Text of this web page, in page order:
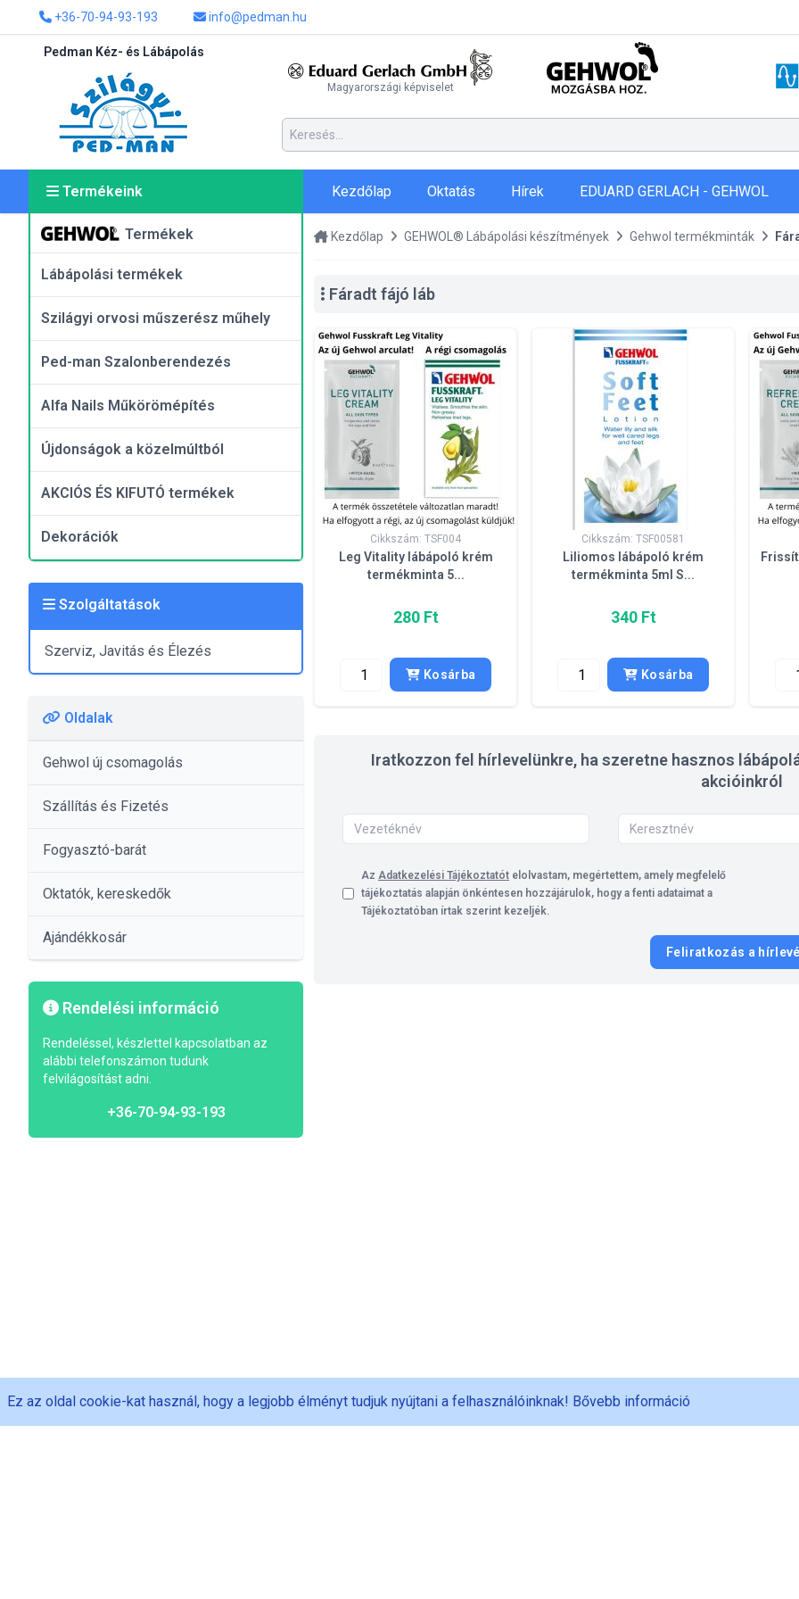
+36-70-94-93-193 info@pedman.hu
Pedman Kéz- és Lábápolás
Magyarországi képviselet
Termékeink Kezdőlap Oktatás Hírek EDUARD GERLACH - GEHWOL
Termékek
Lábápolási termékek
Szilágyi orvosi műszerész műhely
Ped-man Szalonberendezés
Alfa Nails Műkörömépítés
Újdonságok a közelmúltból
AKCIÓS ÉS KIFUTÓ termékek
Dekorációk
Szolgáltatások
Szerviz, Javitás és Élezés
Oldalak
Gehwol új csomagolás
Szállítás és Fizetés
Fogyasztó-barát
Oktatók, kereskedők
Ajándékkosár
Rendelési információ
Rendeléssel, készlettel kapcsolatban az
alábbi telefonszámon tudunk
felvilágosítást adni.
+36-70-94-93-193
Kezdőlap GEHWOL® Lábápolási készítmények Gehwol termékminták
Fáradt fájó láb
Cikkszám: TSF004
Leg Vitality lábápoló krém
termékminta 5...
280 Ft
Kosárba
Cikkszám: TSF00581
Liliomos lábápoló krém
termékminta 5ml S...
340 Ft
Kosárba
Iratkozzon fel hírlevelünkre, ha szeretne hasznos
akcióinkról
Az Adatkezelési Tájékoztatót elolvastam, megértettem, amely megfelelő
tájékoztatás alapján önkéntesen hozzájárulok, hogy a fenti adataimat a
Tájékoztatóban írtak szerint kezeljék.
Feliratkozás a
Ez az oldal cookie-kat használ, hogy a legjobb élményt tudjuk nyújtani a felhasználóinknak! Bővebb információ